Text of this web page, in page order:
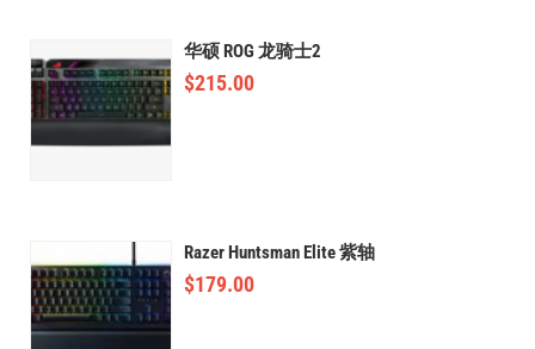
华硕 ROG 龙骑士2
$215.00
Razer Huntsman Elite 紫轴
$179.00